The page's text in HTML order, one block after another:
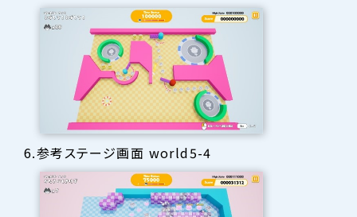
6.参考ステージ画面 world5-4